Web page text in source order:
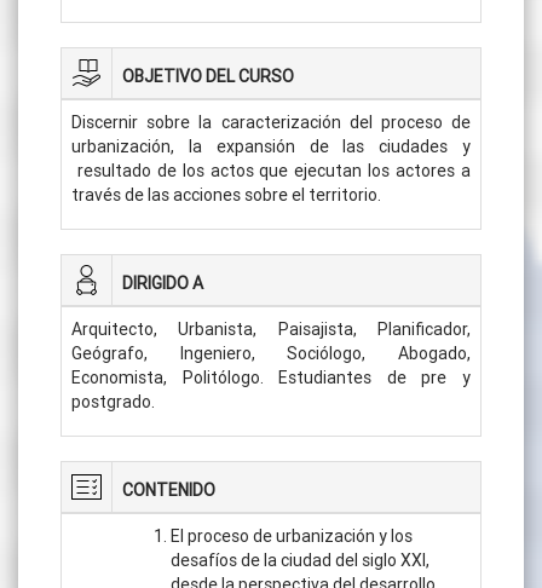
OBJETIVO DEL CURSO
Discernir sobre la caracterización del proceso de
urbanización, la expansión de las ciudades y
resultado de los actos que ejecutan los actores a
través de las acciones sobre el territorio.
DIRIGIDO A
Arquitecto, Urbanista, Paisajista, Planificador,
Geógrafo, Ingeniero, Sociólogo, Abogado,
Economista, Politólogo. Estudiantes de pre y
postgrado.
CONTENIDO
El proceso de urbanización y los
desafíos de la ciudad del siglo XXI,